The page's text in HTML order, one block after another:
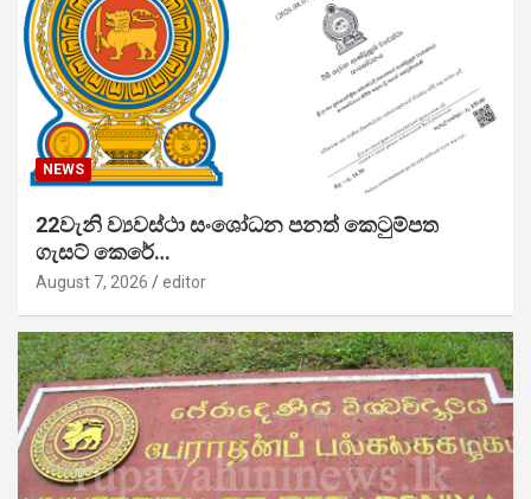
NEWS
22වැනි ව්‍යවස්ථා සංශෝධන පනත් කෙටුම්පත
ගැසට් කෙරේ…
August 7, 2026 editor